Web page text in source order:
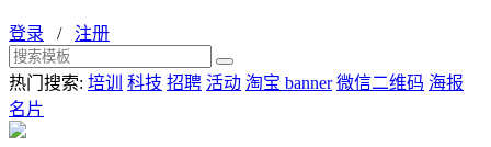
登录 / 注册
热门搜索: 培训 科技 招聘 活动 淘宝 banner 微信二维码 海报
名片